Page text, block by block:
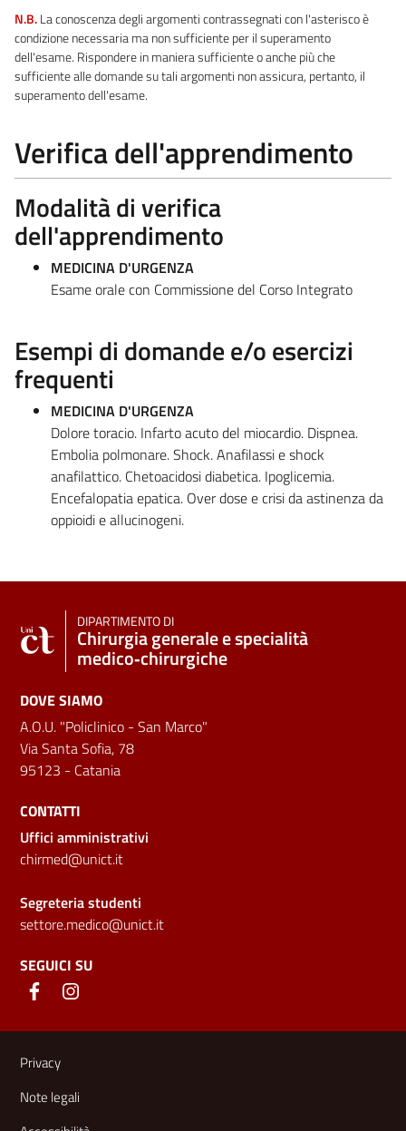
N.B.La conoscenza degli argomenti contrassegnati con l'asterisco è
condizione necessaria ma non sufficiente per il superamento
dell'esame. Rispondere in maniera sufficiente o anche più che
sufficiente alle domande su tali argomenti non assicura, pertanto, il
superamento dell'esame.
Verifica dell'apprendimento
Modalità di verifica
dell'apprendimento
MEDICINA D'URGENZA
Esame orale con Commissione del Corso Integrato
Esempi di domande e/o esercizi
frequenti
MEDICINA D'URGENZA
Dolore toracio. Infarto acuto del miocardio. Dispnea.
Embolia polmonare. Shock. Anafilassi e shock
anafilattico. Chetoacidosi diabetica. Ipoglicemia.
Encefalopatia epatica. Over dose e crisi da astinenza da
oppioidi e allucinogeni.
DIPARTIMENTO DI
Chirurgia generale e specialità
medico‑chirurgiche
DOVE SIAMO
A.O.U. "Policlinico - San Marco"
Via Santa Sofia, 78
95123 - Catania
CONTATTI
Uffici amministrativi
chirmed@unict.it
Segreteria studenti
settore.medico@unict.it
SEGUICI SU
Link e informazioni utili
Privacy
Note legali